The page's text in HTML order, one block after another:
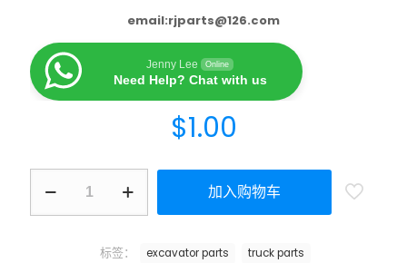
email:rjparts@126.com
Jenny Lee Online
Need Help? Chat with us
$1.00
加入购物车
标签： excavator parts truck parts